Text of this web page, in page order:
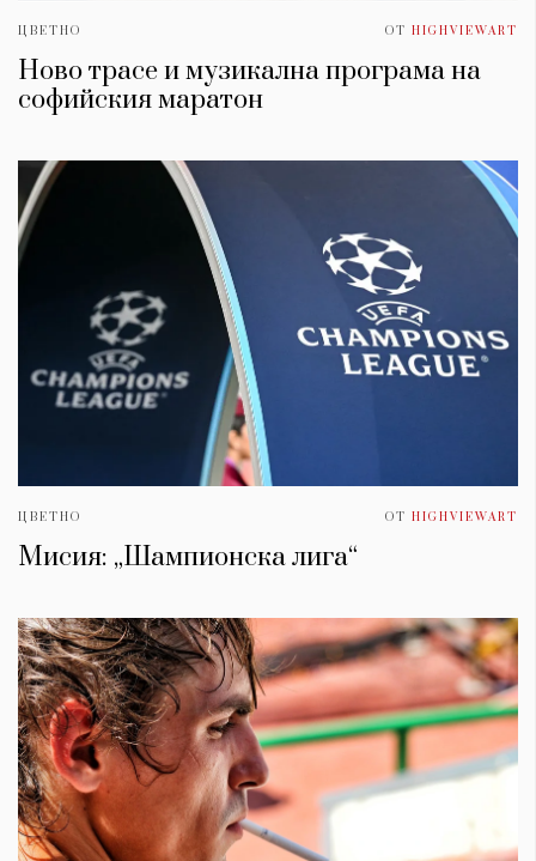
ЦВЕТНО ОТ HIGHVIEWART
Ново трасе и музикална програма на
софийския маратон
ЦВЕТНО ОТ HIGHVIEWART
Мисия: „Шампионска лига“